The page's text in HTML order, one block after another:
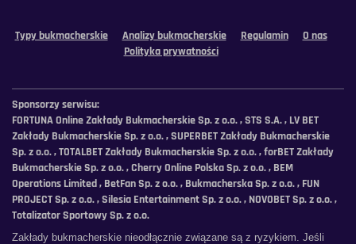
Zakłady bukmacherskie nieodłącznie związane są z ryzykiem. Jeśli
Typy bukmacherskie Analizy bukmacherskie Regulamin
O nas
Polityka prywatności
Sponsorzy serwisu:
FORTUNA Online Zakłady Bukmacherskie Sp. z o.o. , STS S.A. , LV BET
Zakłady Bukmacherskie Sp. z o.o. , SUPERBET Zakłady Bukmacherskie
Sp. z o.o. , TOTALBET Zakłady Bukmacherskie Sp. z o.o. , forBET Zakłady
Bukmacherskie Sp. z o.o. , Cherry Online Polska Sp. z o.o. , BEM
Operations Limited , BetFan Sp. z o.o. , Bukmacherska Sp. z o.o. , FUN
PROJECT Sp. z o.o. , Silesia Entertainment Sp. z o.o. , NOVOBET Sp. z o.o. ,
Totalizator Sportowy Sp. z o.o.